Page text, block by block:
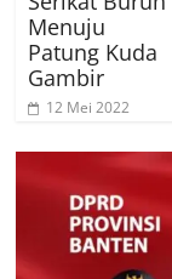
Menuju
Patung Kuda
Gambir
12 Mei 2022